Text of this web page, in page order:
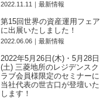
2022.11.11｜最新情報
第15回世界の資産運用フェア
に出展いたしました！
2022.06.06｜最新情報
2022年5月26日(木)・5月28日
(土) 三菱地所のレジデンスク
ラブ会員様限定のセミナーに
当社代表の世古口が登壇いた
します！